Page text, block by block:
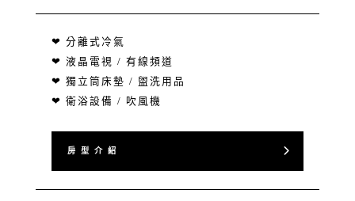
❤ 分離式冷氣
❤ 液晶電視 / 有線頻道
❤ 獨立筒床墊 / 盥洗用品
❤ 衛浴設備 / 吹風機
房 型 介 紹